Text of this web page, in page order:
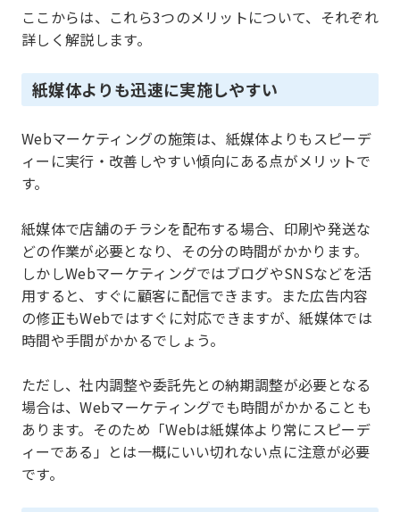
ここからは、これら3つのメリットについて、それぞれ
詳しく解説します。
紙媒体よりも迅速に実施しやすい
Webマーケティングの施策は、紙媒体よりもスピーデ
ィーに実行・改善しやすい傾向にある点がメリットで
す。
紙媒体で店舗のチラシを配布する場合、印刷や発送な
どの作業が必要となり、その分の時間がかかります。
しかしWebマーケティングではブログやSNSなどを活
用すると、すぐに顧客に配信できます。また広告内容
の修正もWebではすぐに対応できますが、紙媒体では
時間や手間がかかるでしょう。
ただし、社内調整や委託先との納期調整が必要となる
場合は、Webマーケティングでも時間がかかることも
あります。そのため「Webは紙媒体より常にスピーデ
ィーである」とは一概にいい切れない点に注意が必要
です。